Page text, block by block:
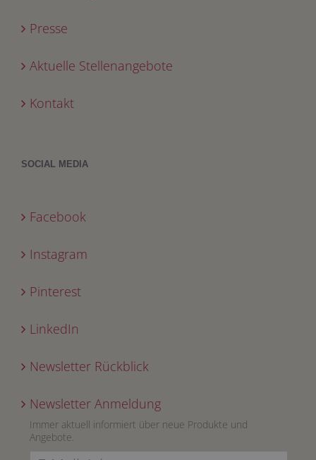
Presse
Aktuelle Stellenangebote
Kontakt
SOCIAL MEDIA
Facebook
Instagram
Pinterest
LinkedIn
Newsletter Rückblick
Newsletter Anmeldung
Immer aktuell informiert über neue Produkte und
Angebote.